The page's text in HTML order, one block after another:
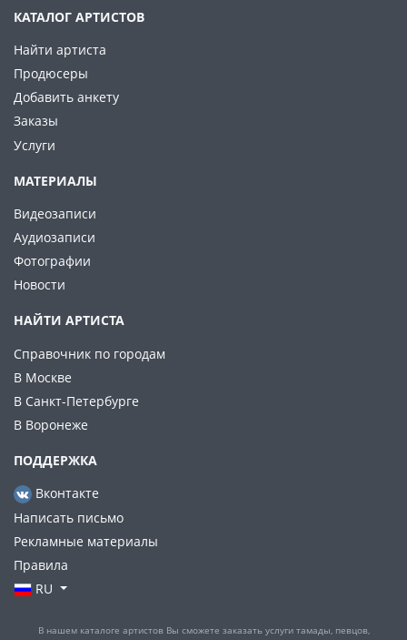
КАТАЛОГ АРТИСТОВ
Найти артиста
Продюсеры
Добавить анкету
Заказы
Услуги
МАТЕРИАЛЫ
Видеозаписи
Аудиозаписи
Фотографии
Новости
НАЙТИ АРТИСТА
Справочник по городам
В Москве
В Санкт-Петербурге
В Воронеже
ПОДДЕРЖКА
Вконтакте
Написать письмо
Рекламные материалы
Правила
RU
В нашем каталоге артистов Вы сможете заказать услуги тамады, певцов,